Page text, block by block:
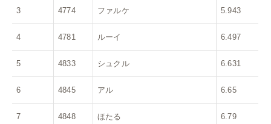
3 4774 ファルケ 5.943
4 4781 ルーイ 6.497
5 4833 シュクル 6.631
6 4845 アル 6.65
7 4848 ほたる 6.79